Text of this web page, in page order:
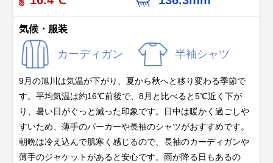
気候・服装
カーディガン 半袖シャツ
9月の旭川は気温が下がり、夏から秋へと移り変わる季節で
す。平均気温は約16℃前後で、8月と比べると5℃近く下が
り、暑い日がぐっと減った印象です。日中は暖かく過ごしや
すいため、薄手のパーカーや長袖のシャツがおすすめです。
朝晩は冷え込んで肌寒く感じるので、長袖のカーディガンや
薄手のジャケットがあると安心です。雨が降る日もあるの